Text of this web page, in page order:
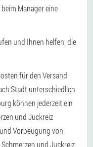
Manager eine
und Ihnen helfen, die
für den Versand
Stadt unterschiedlich
können jederzeit ein
und Juckreiz
Vorbeugung von
und Juckreiz